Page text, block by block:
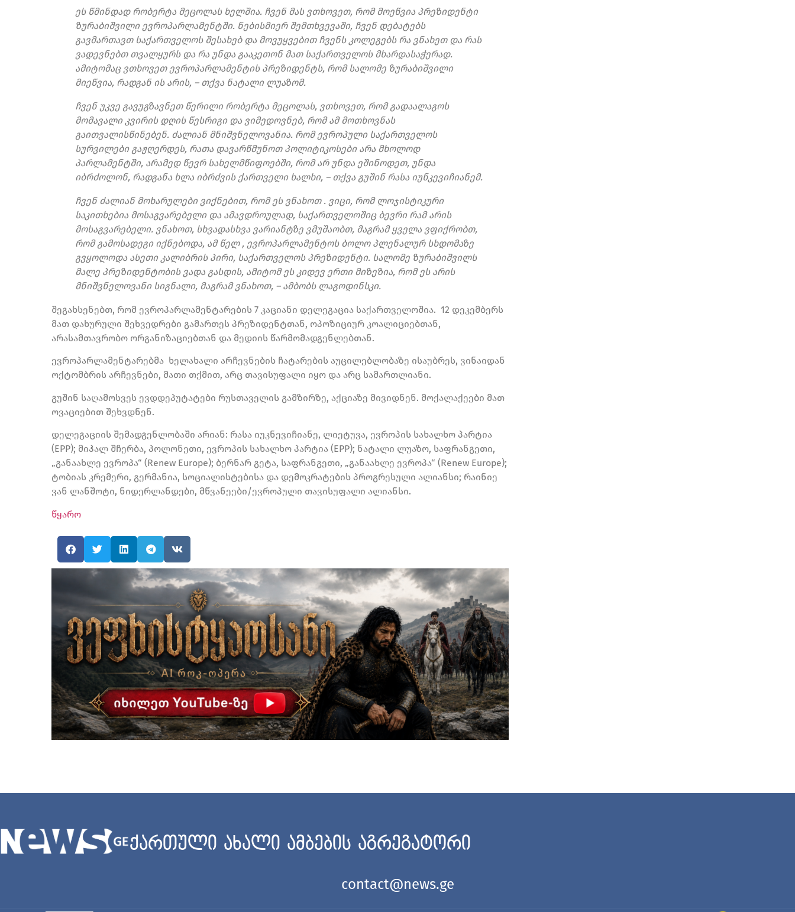
ეს წმინდად რობერტა მეცოლას ხელშია. ჩვენ მას ვთხოვეთ, რომ მოეწვია პრეზიდენტი
ზურაბიშვილი ევროპარლამენტში. ნებისმიერ შემთხვევაში, ჩვენ დებატებს
გავმართავთ საქართველოს შესახებ და მოვუყვებით ჩვენს კოლეგებს რა ვნახეთ და რას
ვადევნებთ თვალყურს და რა უნდა გააკეთონ მათ საქართველოს მხარდასაჭერად.
ამიტომაც ვთხოვეთ ევროპარლამენტის პრეზიდენტს, რომ სალომე ზურაბიშვილი
მიეწვია, რადგან ის არის, – თქვა ნატალი ლუაზომ.
ჩვენ უკვე გავუგზავნეთ წერილი რობერტა მეცოლას, ვთხოვეთ, რომ გადაალაგოს
მომავალი კვირის დღის წესრიგი და ვიმედოვნებ, რომ ამ მოთხოვნას
გაითვალისწინებენ. ძალიან მნიშვნელოვანია. რომ ევროპული საქართველოს
სურვილები გაჟღერდეს, რათა დავარწმუნოთ პოლიტიკოსები არა მხოლოდ
პარლამენტში, არამედ წევრ სახელმწიფოებში, რომ არ უნდა ეშინოდეთ, უნდა
იბრძოლონ, რადგანა ხლა იბრძვის ქართველი ხალხი, – თქვა გუშინ რასა იუნკევიჩიანემ.
ჩვენ ძალიან მოხარულები ვიქნებით, რომ ეს ვნახოთ . ვიცი, რომ ლოჯისტიკური
საკითხებია მოსაგვარებელი და ამავდროულად, საქართველოშიც ბევრი რამ არის
მოსაგვარებელი. ვნახოთ, სხვადასხვა ვარიანტზე ვმუშაობთ, მაგრამ ყველა ვფიქრობთ,
რომ გამოსადეგი იქნებოდა, ამ წელ , ევროპარლამენტოს ბოლო პლენალურ სხდომაზე
გვყოლოდა ასეთი კალიბრის პირი, საქართველოს პრეზიდენტი. სალომე ზურაბიშვილს
მალე პრეზიდენტობის ვადა გასდის, ამიტომ ეს კიდევ ერთი მიზეზია, რომ ეს არის
მნიშვნელოვანი სიგნალი, მაგრამ ვნახოთ, – ამბობს ლაგოდინსკი.
შეგახსენებთ, რომ ევროპარლამენტარების 7 კაციანი დელეგაცია საქართველოშია. 12 დეკემბერს
მათ დახურული შეხვედრები გამართეს პრეზიდენტთან, ოპოზიციურ კოალიციებთან,
არასამთავრობო ორგანიზაციებთან და მედიის წარმომადგენლებთან.
ევროპარლამენტარებმა ხელახალი არჩევნების ჩატარების აუცილებლობაზე ისაუბრეს, ვინაიდან
ოქტომბრის არჩევნები, მათი თქმით, არც თავისუფალი იყო და არც სამართლიანი.
გუშინ საღამოსვეს ევდდეპუტატები რუსთაველის გამზირზე, აქციაზე მივიდნენ. მოქალაქეები მათ
ოვაციებით შეხვდნენ.
დელეგაციის შემადგენლობაში არიან: რასა იუკნევიჩიანე, ლიეტუვა, ევროპის სახალხო პარტია
(EPP); მიჰალ შჩერბა, პოლონეთი, ევროპის სახალხო პარტია (EPP); ნატალი ლუაზო, საფრანგეთი,
„განაახლე ევროპა“ (Renew Europe); ბერნარ გეტა, საფრანგეთი, „განაახლე ევროპა“ (Renew Europe);
ტობიას კრემერი, გერმანია, სოციალისტებისა და დემოკრატების პროგრესული ალიანსი; რაინიე
ვან ლანშოტი, ნიდერლანდები, მწვანეები/ევროპული თავისუფალი ალიანსი.
წყარო
ქართული ახალი ამბების აგრეგატორი
contact@news.ge